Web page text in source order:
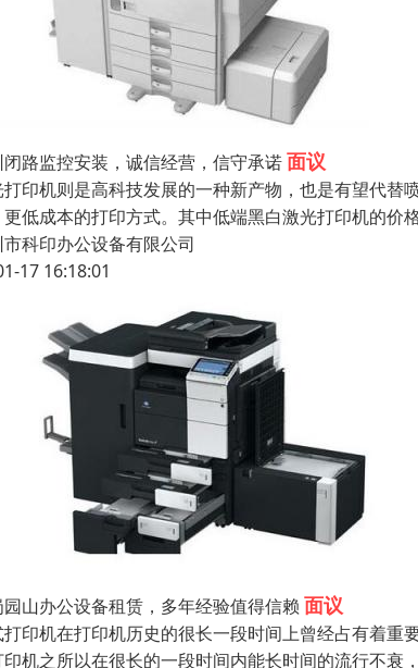
路监控安装，诚信经营，信守承诺面议
印机则是高科技发展的一种新产物，也是有望代
低成本的打印方式。其中低端黑白激光打印机的
科印办公设备有限公司
17 16:18:01
山办公设备租赁，多年经验值得信赖 面议
印机在打印机历史的很长一段时间上曾经占有着
机之所以在很长的一段时间内能长时间的流行不